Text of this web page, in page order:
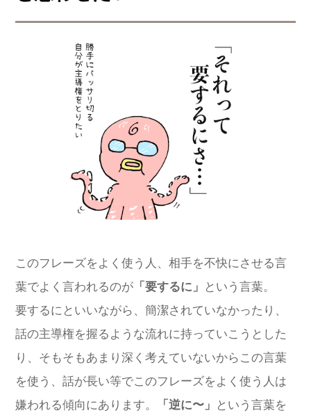
このフレーズをよく使う人、相手を不快にさせる言
葉でよく言われるのが 「要するに」
という言葉。
要するにといいながら、簡潔されていなかったり、
話の主導権を握るような流れに持っていこうとした
り、そもそもあまり深く考えていないからこの言葉
を使う、話が長い等でこのフレーズをよく使う人は
嫌われる傾向にあります。
「逆に〜」
という言葉を